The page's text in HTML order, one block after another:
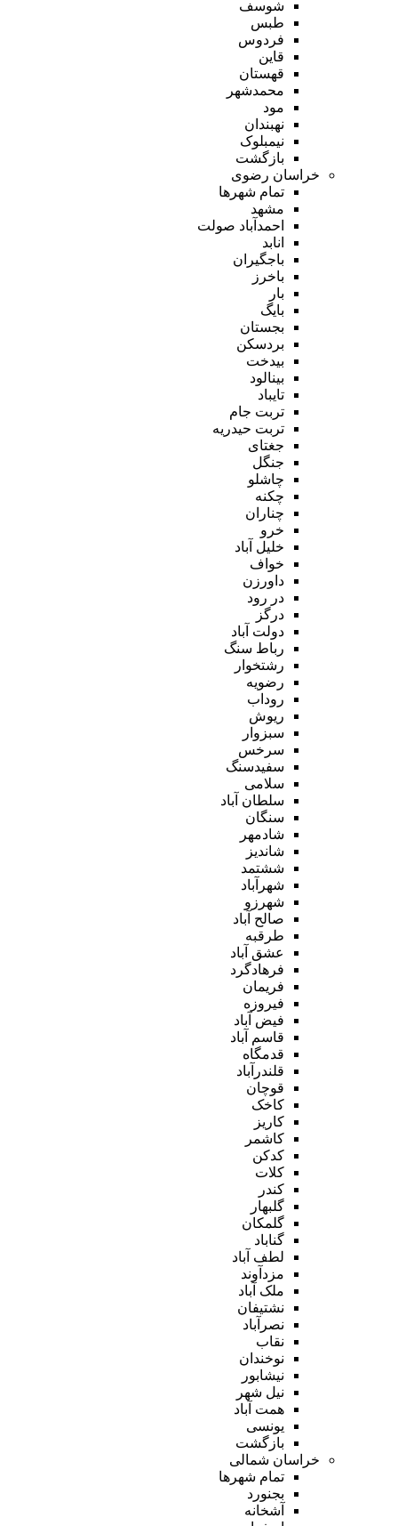
شوسف
طبس
فردوس
قاین
قهستان
محمدشهر
مود
نهبندان
نیمبلوک
بازگشت
خراسان رضوی
تمام شهر‌ها
مشهد
احمدآباد صولت
انابد
باجگیران
باخرز
بار
بایگ
بجستان
بردسکن
بیدخت
بینالود
تایباد
تربت جام
تربت حیدریه
جغتای
جنگل
چاشلو
چکنه
چناران
خرو
خلیل آباد
خواف
داورزن
در رود
درگز
دولت آباد
رباط سنگ
رشتخوار
رضویه
روداب
ریوش
سبزوار
سرخس
سفیدسنگ
سلامی
سلطان آباد
سنگان
شادمهر
شاندیز
ششتمد
شهرآباد
شهرزو
صالح آباد
طرقبه
عشق آباد
فرهادگرد
فریمان
فیروزه
فیض آباد
قاسم آباد
قدمگاه
قلندرآباد
قوچان
کاخک
کاریز
کاشمر
کدکن
کلات
کندر
گلبهار
گلمکان
گناباد
لطف آباد
مزدآوند
ملک آباد
نشتیفان
نصرآباد
نقاب
نوخندان
نیشابور
نیل شهر
همت آباد
یونسی
بازگشت
خراسان شمالی
تمام شهر‌ها
بجنورد
آشخانه